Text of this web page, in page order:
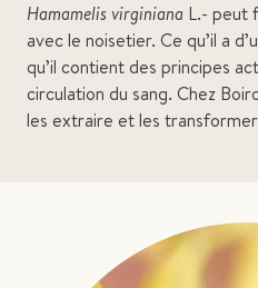
Hamamelis virginiana L.- peut
avec le noisetier. Ce qu’il a
qu’il contient des principes
circulation du sang. Chez
les extraire et les